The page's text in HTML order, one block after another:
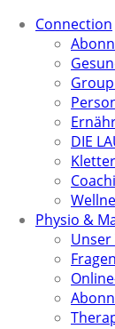
Connection
DIE
Physio &
Unser